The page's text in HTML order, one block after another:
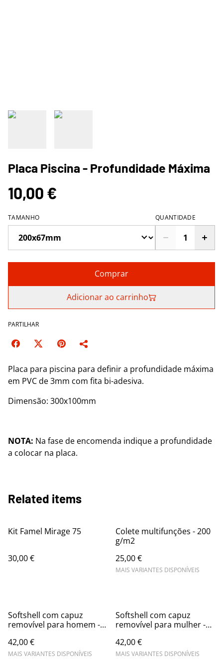
Placa Piscina - Profundidade Máxima
10,00 €
TAMANHO QUANTIDADE
Comprar
Adicionar ao carrinho
PARTILHAR
Placa para piscina para definir a profundidade máxima
em PVC de 3mm com fita bi-adesiva.
Dimensão: 300x100mm
NOTA: Na fase de encomenda indique a profundidade
a colocar na placa.
Related items
Kit Famel Mirage 75
30,00 €
Colete multifunções - 200
g/m2
25,00 €
MAIS VARIANTES DISPONÍVEIS
Softshell com capuz
removível para homem -
42,00 €
MAIS VARIANTES DISPONÍVEIS
Softshell com capuz
removível para mulher -
42,00 €
MAIS VARIANTES DISPONÍVEIS